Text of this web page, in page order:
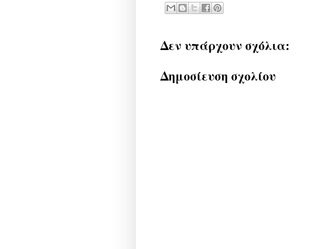
Δεν υπάρχουν σχόλια:
Δημοσίευση σχολίου